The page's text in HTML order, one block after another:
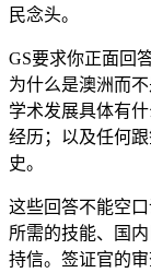
民念头。
GS要求你正面回
为什么是澳洲而
学术发展具体有
经历；以及任何
史。
这些回答不能空
所需的技能、国
持信。签证官的